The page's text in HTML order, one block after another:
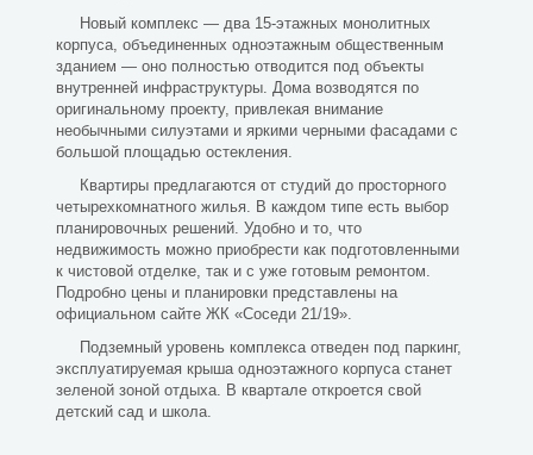
Новый комплекс — два 15-этажных монолитных
корпуса, объединенных одноэтажным общественным
зданием — оно полностью отводится под объекты
внутренней инфраструктуры. Дома возводятся по
оригинальному проекту, привлекая внимание
необычными силуэтами и яркими черными фасадами с
большой площадью остекления.
Квартиры предлагаются от студий до просторного
четырехкомнатного жилья. В каждом типе есть выбор
планировочных решений. Удобно и то, что
недвижимость можно приобрести как подготовленными
к чистовой отделке, так и с уже готовым ремонтом.
Подробно цены и планировки представлены на
официальном сайте ЖК «Соседи 21/19».
Подземный уровень комплекса отведен под паркинг,
эксплуатируемая крыша одноэтажного корпуса станет
зеленой зоной отдыха. В квартале откроется свой
детский сад и школа.